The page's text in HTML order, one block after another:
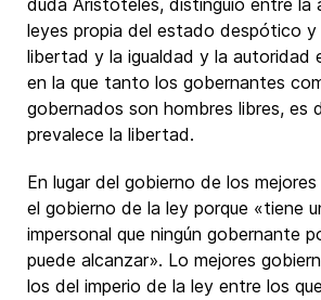
duda Aristóteles, distinguió entre la
leyes propia del estado despótico
libertad y la igualdad y la autoridad
en la que tanto los gobernantes
gobernados son hombres libres, es
prevalece la libertad.
En lugar del gobierno de los
el gobierno de la ley porque «tiene
impersonal que ningún gobernante
puede alcanzar». Lo mejores
los del imperio de la ley entre los